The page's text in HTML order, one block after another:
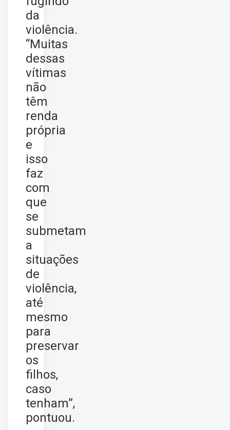
da
violência.
“Muitas
dessas
vítimas
não
têm
renda
própria
e
isso
faz
com
que
se
submetam
a
situações
de
violência,
até
mesmo
para
preservar
os
filhos,
caso
tenham”,
pontuou.